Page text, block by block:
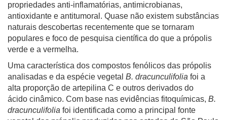
propriedades anti-inflamatórias, antimicrobianas,
antioxidante e antitumoral. Quase não existem substâncias
naturais descobertas recentemente que se tornaram
populares e foco de pesquisa científica do que a própolis
verde e a vermelha.
Uma característica dos compostos fenólicos das própolis
analisadas e da espécie vegetal B. dracunculifolia foi a
alta proporção de artepilina C e outros derivados do
ácido cinâmico. Com base nas evidências fitoquímicas, B.
dracunculifolia foi identificada como a principal fonte